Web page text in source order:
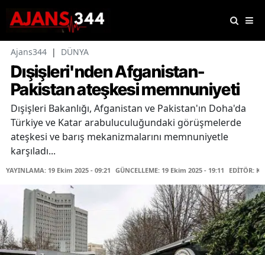
Ajans344 | DÜNYA
Dışişleri'nden Afganistan-
Pakistan ateşkesi memnuniyeti
Dışişleri Bakanlığı, Afganistan ve Pakistan'ın Doha'da
Türkiye ve Katar arabuluculuğundaki görüşmelerde
ateşkesi ve barış mekanizmalarını memnuniyetle
karşıladı...
YAYINLAMA: 19 Ekim 2025 - 09:21 GÜNCELLEME: 19 Ekim 2025 - 19:11 EDİTÖR: